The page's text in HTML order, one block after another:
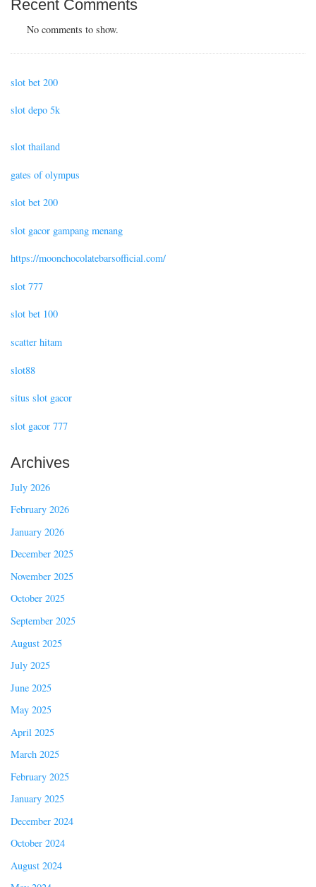
Recent Comments
No comments to show.
slot bet 200
slot depo 5k
slot thailand
gates of olympus
slot bet 200
slot gacor gampang menang
https://moonchocolatebarsofficial.com/
slot 777
slot bet 100
scatter hitam
slot88
situs slot gacor
slot gacor 777
Archives
July 2026
February 2026
January 2026
December 2025
November 2025
October 2025
September 2025
August 2025
July 2025
June 2025
May 2025
April 2025
March 2025
February 2025
January 2025
December 2024
October 2024
August 2024